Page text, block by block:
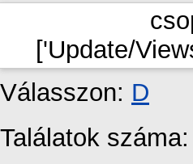
['Update/
Válasszon: D
Találatok száma: